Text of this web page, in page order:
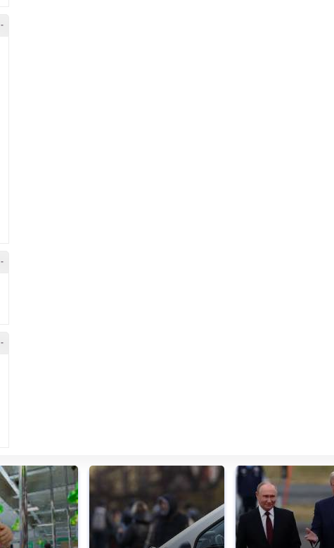
-
-
-